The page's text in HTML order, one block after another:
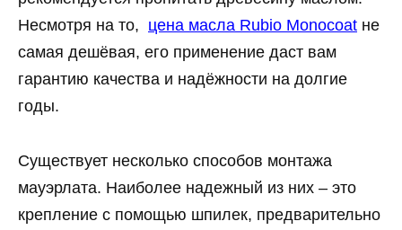
Несмотря на то, цена масла Rubio Monocoat не
самая дешёвая, его применение даст вам
гарантию качества и надёжности на долгие
годы.
Существует несколько способов монтажа
мауэрлата. Наиболее надежный из них – это
крепление с помощью шпилек, предварительно